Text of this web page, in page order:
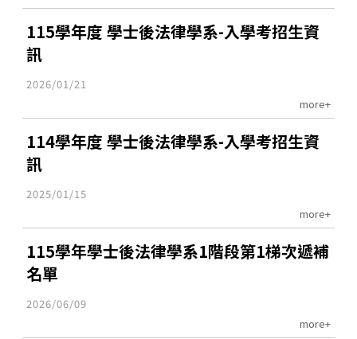
115學年度 學士後法律學系-入學考招生資
訊
2026/01/21
more+
114學年度 學士後法律學系-入學考招生資
訊
2025/01/15
more+
115學年學士後法律學系1階段第1梯次遞補
名單
2026/06/09
more+